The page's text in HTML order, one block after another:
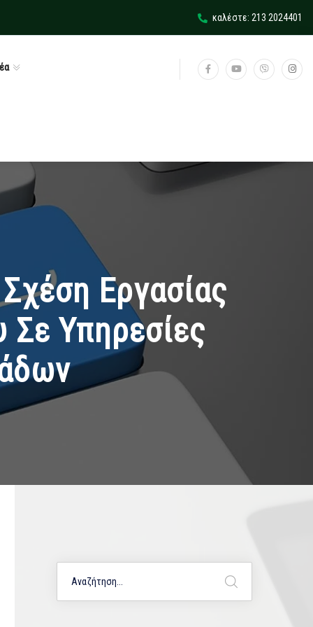
καλέστε: 213 2024401
Εργασίας
Σε Υπηρεσίες